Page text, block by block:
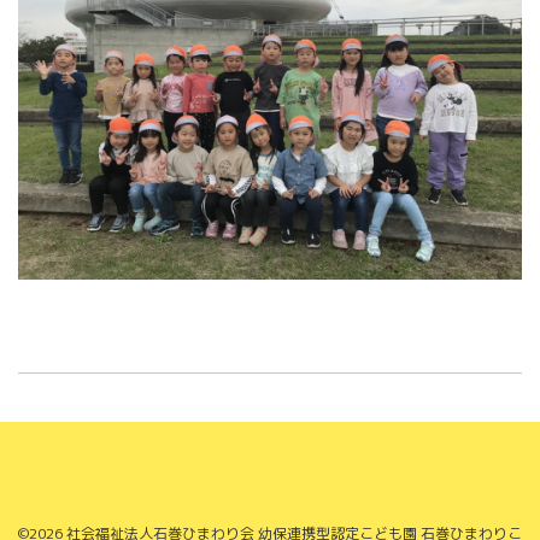
©2026社会福祉法人石巻ひまわり会 幼保連携型認定こども園 石巻ひまわりこ